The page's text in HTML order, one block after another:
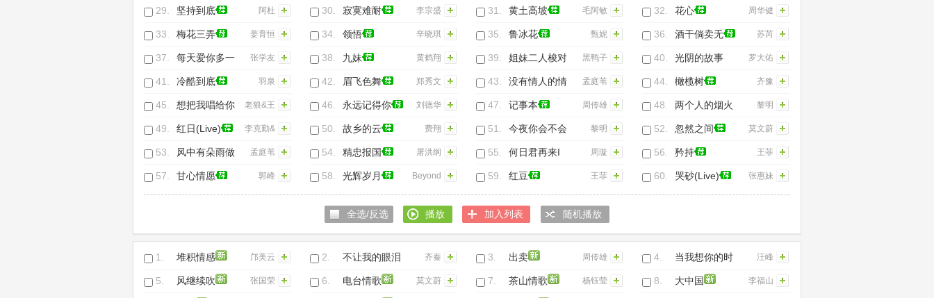
要采
1990(Live)
29. 坚持到底 阿杜 30. 寂寞难耐 李宗盛 31. 黄土高坡 毛阿敏 32. 花心 周华健
33. 梅花三弄 姜育恒 34. 领悟 辛晓琪 35. 鲁冰花 甄妮 36. 酒干倘卖无 苏芮
37.
每天爱你多一
些(Live)
张学友 38. 九妹 黄鹤翔 39.
姐妹二人梭对
梭
黑鸭子 40.
光阴的故事
(Live)
罗大佑
41. 冷酷到底 羽泉 42. 眉飞色舞 郑秀文 43.
没有情人的情
人节
孟庭苇 44. 橄榄树 齐豫
45.
想把我唱给你
听
老狼&王
婧
46. 永远记得你 刘德华 47. 记事本 周传雄 48. 两个人的烟火 黎明
49. 红日(Live)
李克勤&
谭咏麟
50. 故乡的云 费翔 51.
今夜你会不会
来(国语版)
黎明 52. 忽然之间 莫文蔚
53.
风中有朵雨做
的云
孟庭苇 54. 精忠报国 屠洪纲 55. 何日君再来I 周璇 56. 矜持 王菲
57. 甘心情愿 郭峰 58. 光辉岁月 Beyond 59. 红豆 王菲 60. 哭砂(Live) 张惠妹
全选/反选 播放 加入列表 随机播放
1. 堆积情感 邝美云 2.
不让我的眼泪
陪我过夜
齐秦 3. 出卖 周传雄 4.
当我想你的时
候
汪峰
5. 风继续吹 张国荣 6. 电台情歌 莫文蔚 7. 茶山情歌 杨钰莹 8. 大中国 李福山